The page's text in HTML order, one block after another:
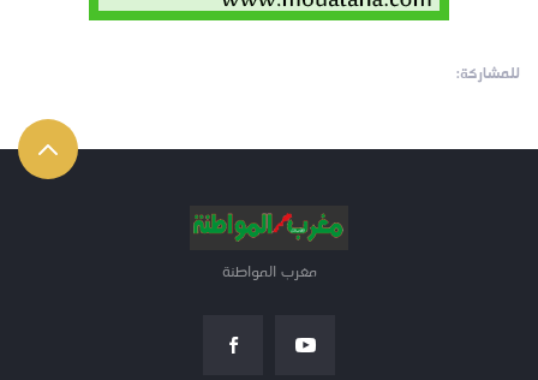
للمشاركة:
مغرب المواطنة